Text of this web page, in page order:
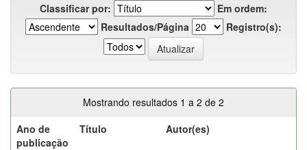
Classificar por:
Em ordem:
Resultados/Página
Registro(s):
Mostrando resultados 1 a 2 de 2
Ano de
publicação
Título Autor(es)